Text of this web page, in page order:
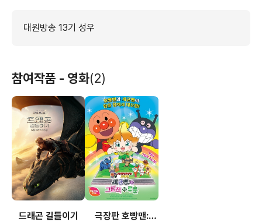
대원방송 13기 성우
참여작품 - 영화(2)
드래곤 길들이기
극장판 호빵맨: